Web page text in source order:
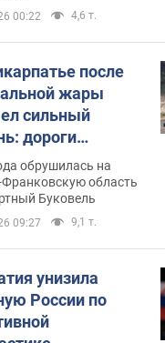
00:22 4,6 т.
после
жары
сильный
дороги
в реки.
обрушилась на
область
Буковель
09:27 9,1 т.
унизила
России по